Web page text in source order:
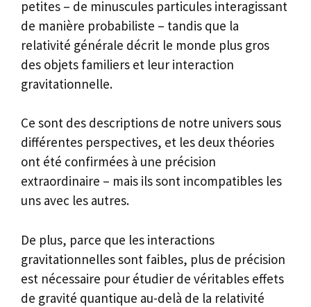
petites – de minuscules particules interagissant
de manière probabiliste – tandis que la
relativité générale décrit le monde plus gros
des objets familiers et leur interaction
gravitationnelle.
Ce sont des descriptions de notre univers sous
différentes perspectives, et les deux théories
ont été confirmées à une précision
extraordinaire – mais ils sont incompatibles les
uns avec les autres.
De plus, parce que les interactions
gravitationnelles sont faibles, plus de précision
est nécessaire pour étudier de véritables effets
de gravité quantique au-delà de la relativité